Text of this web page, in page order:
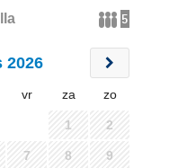
5
2026
vr za zo
1 2
7 8 9